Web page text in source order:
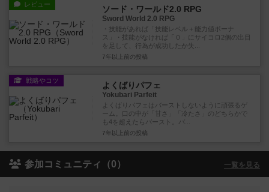
レビュー ソード・ワールド2.0 RPG
Sword World 2.0 RPG
・技能があれば「技能レベル＋能力値ボーナ
ス」・技能がなければ「０」にサイコロ2個の出目
を足して、行為が成功したか失...
7年以上前 の投稿
戦略やコツ よくばりパフェ
Yokubari Parfeit
よくばりパフェはバーストしないように頑張るゲ
ーム。口の中が「甘さ」「冷たさ」のどちらかで
も4を超えたらバースト。バ...
7年以上前 の投稿
参加コミュニティ（0） 一覧を見る